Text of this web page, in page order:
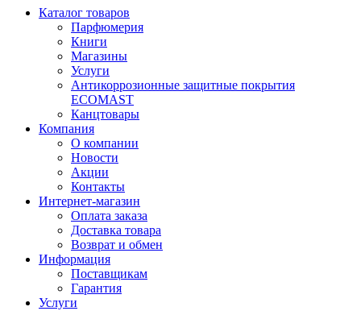
Каталог товаров
Парфюмерия
Книги
Магазины
Услуги
Антикоррозионные защитные покрытия
ECOMAST
Канцтовары
Компания
О компании
Новости
Акции
Контакты
Интернет-магазин
Оплата заказа
Доставка товара
Возврат и обмен
Информация
Поставщикам
Гарантия
Услуги